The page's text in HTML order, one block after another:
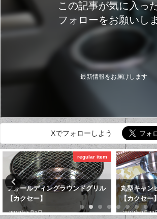
この記事が気に入っ
フォローをお願いし
最新情報をお届けします
Xでフォローしよう
regular item
丸型キャンピング鍋8点セット
【カクセー】
2018年9月23日
THE
2018年12月31